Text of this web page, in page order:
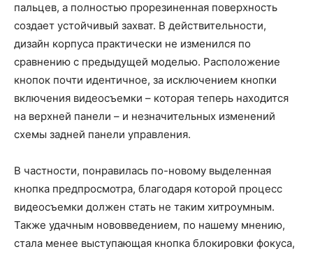
пальцев, а полностью прорезиненная поверхность
создает устойчивый захват. В действительности,
дизайн корпуса практически не изменился по
сравнению с предыдущей моделью. Расположение
кнопок почти идентичное, за исключением кнопки
включения видеосъемки – которая теперь находится
на верхней панели – и незначительных изменений
схемы задней панели управления.
В частности, понравилась по-новому выделенная
кнопка предпросмотра, благодаря которой процесс
видеосъемки должен стать не таким хитроумным.
Также удачным нововведением, по нашему мнению,
стала менее выступающая кнопка блокировки фокуса,